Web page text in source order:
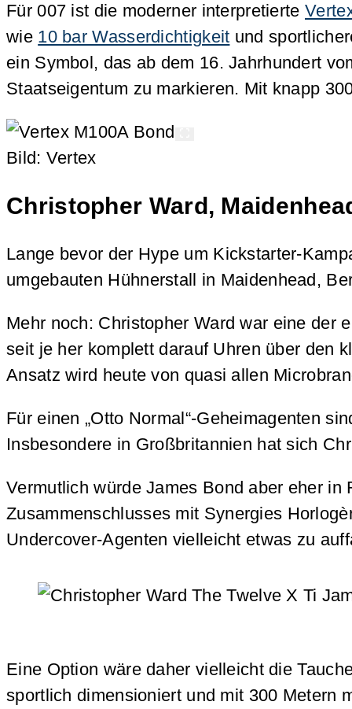
Für 007 ist die moderner interpretierte
wie 10 bar Wasserdichtigkeit und
ein Symbol, das ab dem 16. Jahrhundert
Staatseigentum zu markieren. Mit knapp
Bild: Vertex
Christopher Ward,
Lange bevor der Hype um Kickstarter-
umgebauten Hühnerstall in Maidenhead,
Mehr noch: Christopher Ward war eine der
seit je her komplett darauf Uhren über den
Ansatz wird heute von quasi allen
Für einen „Otto Normal“-Geheimagenten
Insbesondere in Großbritannien hat sich
Vermutlich würde James Bond aber eher
Zusammenschlusses mit Synergies
Undercover-Agenten vielleicht etwas zu
Eine Option wäre daher vielleicht die
sportlich dimensioniert und mit 300 Metern